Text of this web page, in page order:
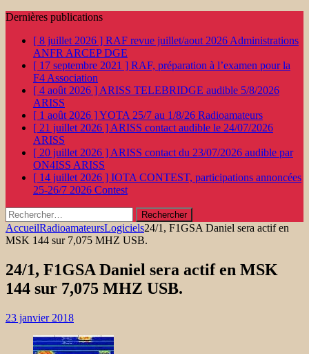
Dernières publications
[ 8 juillet 2026 ] RAF revue juillet/aout 2026 Administrations
ANFR ARCEP DGE
[ 17 septembre 2021 ] RAF, préparation à l’examen pour la
F4 Association
[ 4 août 2026 ] ARISS TELEBRIDGE audible 5/8/2026
ARISS
[ 1 août 2026 ]YOTA 25/7 au 1/8/26 Radioamateurs
[ 21 juillet 2026 ] ARISS contact audible le 24/07/2026
ARISS
[ 20 juillet 2026 ] ARISS contact du 23/07/2026 audible par
ON4ISS ARISS
[ 14 juillet 2026 ] IOTA CONTEST, participations annoncées
25-26/7 2026 Contest
Rechercher :
AccueilRadioamateursLogiciels24/1, F1GSA Daniel sera actif en
MSK 144 sur 7,075 MHZ USB.
24/1, F1GSA Daniel sera actif en MSK
144 sur 7,075 MHZ USB.
23 janvier 2018